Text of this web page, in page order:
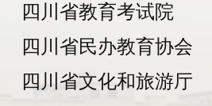
四川省教育考试院
四川省民办教育协会
四川省文化和旅游厅